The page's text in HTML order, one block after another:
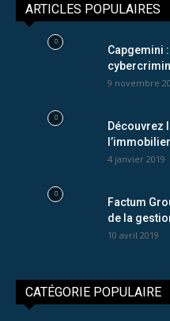
ARTICLES POPULAIRES
Capgemini
9 novembre
Découvrez
4 janvier 2019
Factum
de la
10 avril 2019
CATÉGORIE POPULAIRE